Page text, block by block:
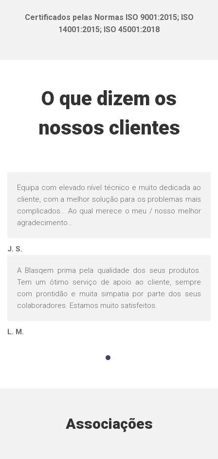
Certificados pelas Normas ISO 9001:2015; ISO
14001:2015; ISO 45001:2018
O que dizem os
nossos clientes
Equipa com elevado nível técnico e muito dedicada ao
cliente, com a melhor solução para os problemas mais
complicados… Ao qual merece o meu / nosso melhor
agradecimento…
J. S.
A Blasqem prima pela qualidade dos seus produtos.
Tem um ótimo serviço de apoio ao cliente, sempre
com prontidão e muita simpatia por parte dos seus
colaboradores. Estamos muito satisfeitos.
L. M.
Associações